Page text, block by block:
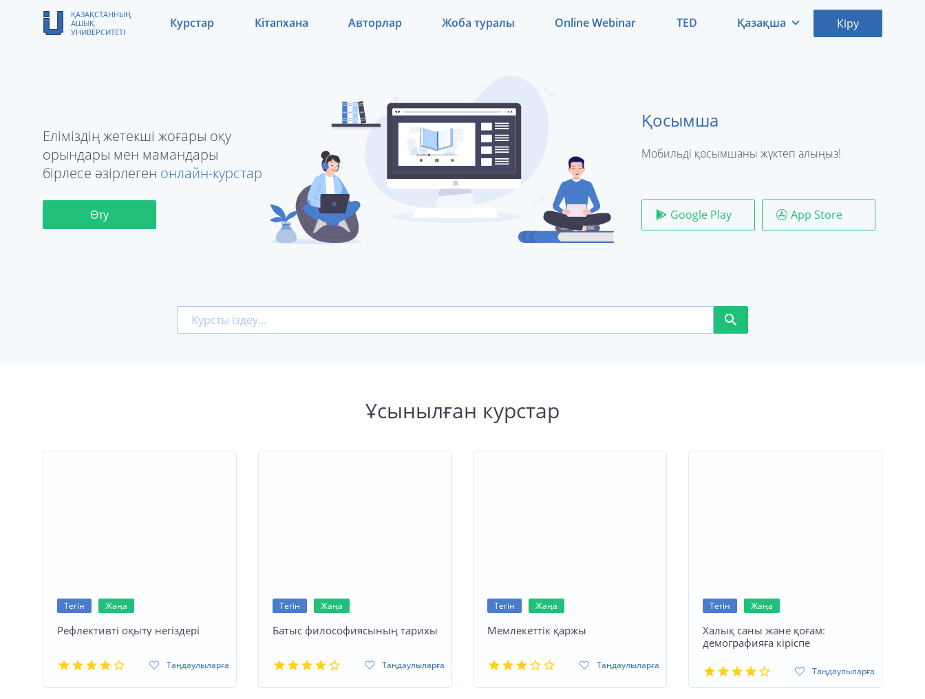
ҚАЗАҚСТАННЫҢ
АШЫҚ
УНИВЕРСИТЕТІ
Курстар Кітапхана Авторлар Жоба туралы Online Webinar TED Қазақша Кіру
Еліміздің жетекші жоғары оқу
орындары мен мамандары
бірлесе әзірлеген онлайн-курстар
Өту
Қосымша
Мобильді қосымшаны жүктеп алыңыз!
Google Play App Store
Ұсынылған курстар
Тегін Жаңа
Рефлективті оқыту негіздері
Таңдаулыларға
Тегін Жаңа
Батыс философиясының тарихы
Таңдаулыларға
Тегін Жаңа
Мемлекеттік қаржы
Таңдаулыларға
Тегін Жаңа
Халық саны және қоғам:
демографияға кіріспе
Таңдаулыларға